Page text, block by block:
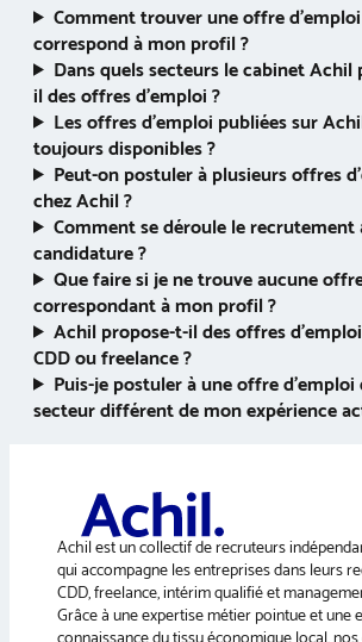
Comment trouver une offre
correspond à mon profil ?
Dans quels secteurs le cabinet Achil
il des offres d’emploi ?
Les offres d’emploi publiées sur
toujours disponibles ?
Peut-on postuler à plusieurs offres
chez Achil ?
Comment se déroule le recrutement
candidature ?
Que faire si je ne trouve aucune
correspondant à mon profil ?
Achil propose-t-il des offres
CDD ou freelance ?
Puis-je postuler à une offre d’emploi
secteur différent de mon expérience
Achil est un collectif de recruteurs
qui accompagne les entreprises dans leurs
CDD, freelance, intérim qualifié et
Grâce à une expertise métier pointue et une